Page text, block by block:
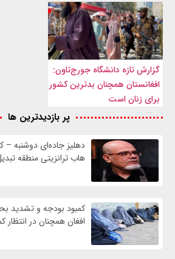
گزارش تازه دانشگاه جورج‌تاون:
افغانستان همچنان بدترین کشور
برای زنان است
پر بازدیدترین ها
دهلیز جاده‌ای دوشنبه –
هاب ترانزیتی منطقه
کمبود بودجه و تشدید
افغان همچنان در